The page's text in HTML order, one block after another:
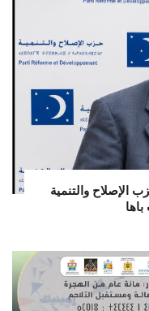
والتنمية